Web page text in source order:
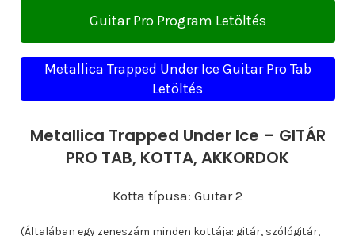
Guitar Pro Program Letöltés
Metallica Trapped Under Ice Guitar Pro Tab
Letöltés
Metallica Trapped Under Ice – GITÁR
PRO TAB, KOTTA, AKKORDOK
Kotta típusa: Guitar 2
(Általában egy zeneszám minden kottája: gitár, szólógitár,